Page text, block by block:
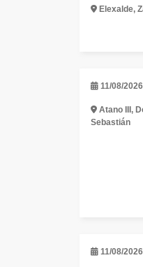
Elexalde,
11/08/
Atano III,
Sebastián
11/08/